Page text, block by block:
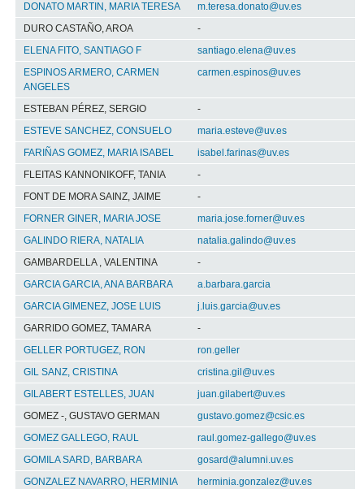
DONATO MARTIN, MARIA TERESA
m.teresa.donato@uv.es
DURO CASTAÑO, AROA
-
ELENA FITO, SANTIAGO F
santiago.elena@uv.es
ESPINOS ARMERO, CARMEN
ANGELES
carmen.espinos@uv.es
ESTEBAN PÉREZ, SERGIO
-
ESTEVE SANCHEZ, CONSUELO
maria.esteve@uv.es
FARIÑAS GOMEZ, MARIA ISABEL
isabel.farinas@uv.es
FLEITAS KANNONIKOFF, TANIA
-
FONT DE MORA SAINZ, JAIME
-
FORNER GINER, MARIA JOSE
maria.jose.forner@uv.es
GALINDO RIERA, NATALIA
natalia.galindo@uv.es
GAMBARDELLA , VALENTINA
-
GARCIA GARCIA, ANA BARBARA
a.barbara.garcia
GARCIA GIMENEZ, JOSE LUIS
j.luis.garcia@uv.es
GARRIDO GOMEZ, TAMARA
-
GELLER PORTUGEZ, RON
ron.geller
GIL SANZ, CRISTINA
cristina.gil@uv.es
GILABERT ESTELLES, JUAN
juan.gilabert@uv.es
GOMEZ -, GUSTAVO GERMAN
gustavo.gomez@csic.es
GOMEZ GALLEGO, RAUL
raul.gomez-gallego@uv.es
GOMILA SARD, BARBARA
gosard@alumni.uv.es
GONZALEZ NAVARRO, HERMINIA
herminia.gonzalez@uv.es